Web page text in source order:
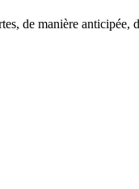
de manière anticipée,